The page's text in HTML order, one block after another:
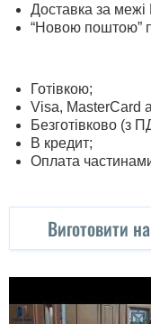
Доставка за
“Новою поштою”
Готівкою;
Visa, MasterСard
Безготівково (з
В кредит;
Оплата
Виготовити